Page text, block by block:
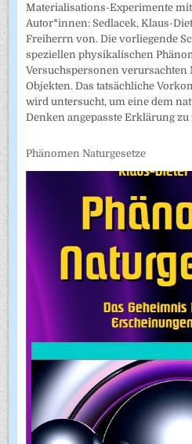
Materialisations-Experimente
Autor*innen: Sedlacek, Klaus-
Freiherrn von. Die vorliegende
speziellen physikalischen
Versuchspersonen
Objekten. Das tatsächliche
wird untersucht, um eine dem
Denken angepasste Erklärung zu
Phänomen Naturgesetze